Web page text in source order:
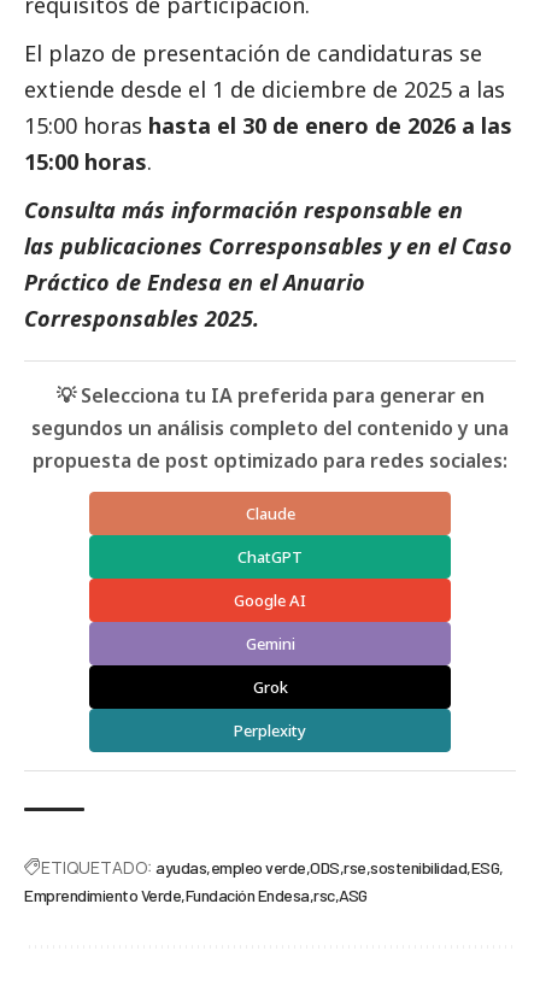
El plazo de presentación de candidaturas se
extiende desde el 1 de diciembre de 2025 a las
15:00 horas hasta el 30 de enero de 2026 a las
15:00 horas.
Consulta más información responsable en
las publicaciones Corresponsables y en el Caso
Práctico de Endesa en elAnuario
Corresponsables 2025.
💡 Selecciona tu IA preferida para generar en
segundos un análisis completo del contenido y una
propuesta de post optimizado para redes sociales:
Claude
ChatGPT
Google AI
Gemini
Grok
Perplexity
ETIQUETADO: ayudas empleo verde ODS rse sostenibilidad ESG
Emprendimiento Verde Fundación Endesa rsc ASG